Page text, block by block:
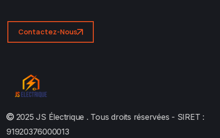
Contactez-Nous
2025JS Électrique . Tous droits réservées - SIRET :
91920376000013